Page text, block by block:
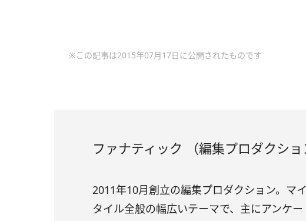
※この記事は2015年07月17日に公開されたものです
ファナティック （編集プロダクショ
2011年10月創立の編集プロダクション。マ
タイル全般の幅広いテーマで、主にアンケ